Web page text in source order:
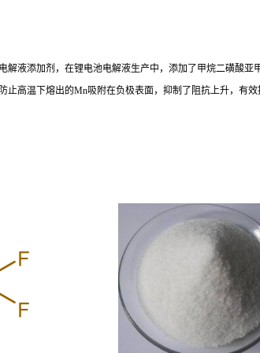
液添加剂，在锂电池电解液生产中，添加了甲烷二磺酸
止高温下熔出的Mn吸附在负极表面，抑制了阻抗上升，有